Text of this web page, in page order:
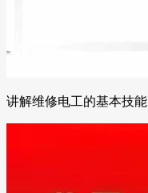
讲解维修电工的基本技能